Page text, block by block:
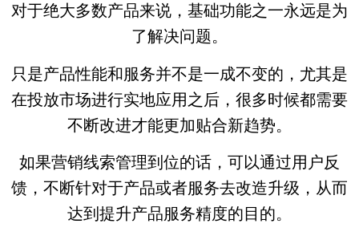
对于绝大多数产品来说，基础功能之一永远是为
了解决问题。
只是产品性能和服务并不是一成不变的，尤其是
在投放市场进行实地应用之后，很多时候都需要
不断改进才能更加贴合新趋势。
如果营销线索管理到位的话，可以通过用户反
馈，不断针对于产品或者服务去改造升级，从而
达到提升产品服务精度的目的。